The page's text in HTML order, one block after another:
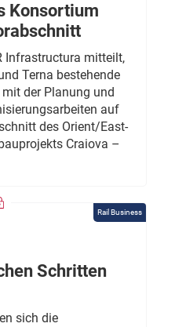
Konsortium
Infrastructura mitteilt,
Terna bestehende
der Planung und
auf
des Orient/East-
Craiova –
Rail Business
Schritten
sich die